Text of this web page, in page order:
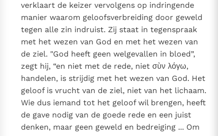
verklaart de keizer vervolgens op indringende
manier waarom geloofsverbreiding door geweld
tegen alle zin indruist. Zij staat in tegenspraak
met het wezen van God en met het wezen van
de ziel. "God heeft geen welgevallen in bloed”,
zegt hij, “en niet met de rede, niet σὺν λόγω,
handelen, is strijdig met het wezen van God. Het
geloof is vrucht van de ziel, niet van het lichaam.
Wie dus iemand tot het geloof wil brengen, heeft
de gave nodig van de goede rede en een juist
denken, maar geen geweld en bedreiging ... Om